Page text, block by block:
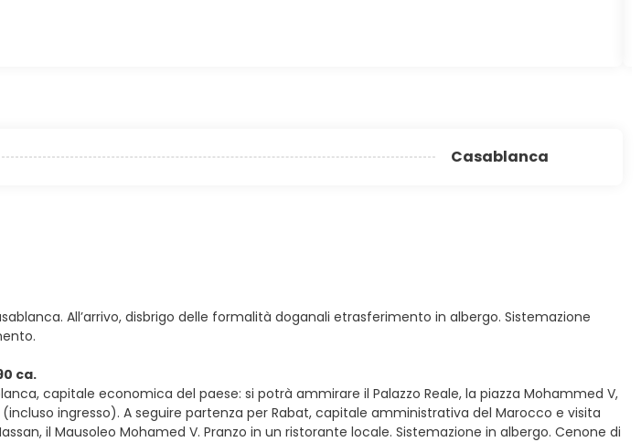
Casablanca
All’arrivo, disbrigo delle formalità doganali etrasferimento in albergo. Sistemazione
ca.
capitale economica del paese: si potrà ammirare il Palazzo Reale, la piazza Mohammed V,
(incluso ingresso). A seguire partenza per Rabat, capitale amministrativa del Marocco e visita
il Mausoleo Mohamed V. Pranzo in un ristorante locale. Sistemazione in albergo. Cenone di